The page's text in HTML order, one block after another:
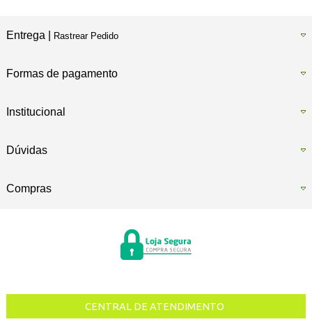
Entrega | Rastrear Pedido
Formas de pagamento
Institucional
Dúvidas
Compras
CENTRAL DE ATENDIMENTO